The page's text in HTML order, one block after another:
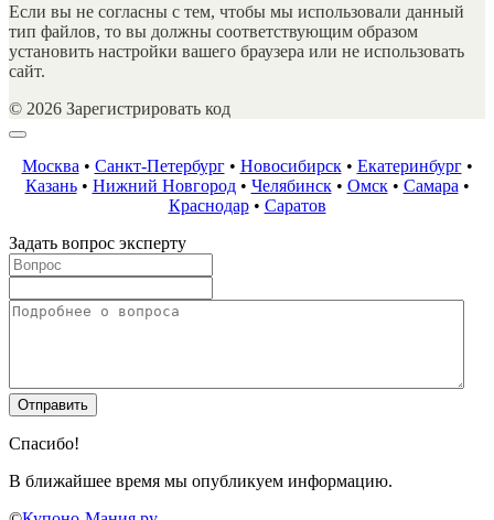
Если вы не согласны с тем, чтобы мы использовали данный
тип файлов, то вы должны соответствующим образом
установить настройки вашего браузера или не использовать
сайт.
© 2026 Зарегистрировать код
Москва • Санкт-Петербург• Новосибирск• Екатеринбург•
Казань• Нижний Новгород• Челябинск• Омск• Самара •
Краснодар• Саратов
Задать вопрос эксперту
Спасибо!
В ближайшее время мы опубликуем информацию.